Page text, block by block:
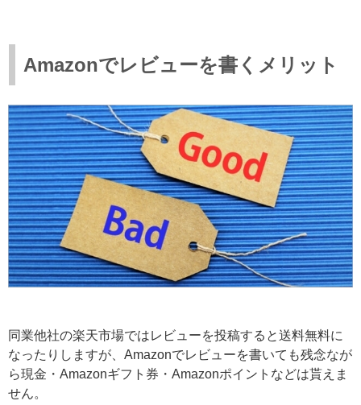
Amazonでレビューを書くメリット
同業他社の楽天市場ではレビューを投稿すると送料無料に
なったりしますが、Amazonでレビューを書いても残念なが
ら現金・Amazonギフト券・Amazonポイントなどは貰えま
せん。